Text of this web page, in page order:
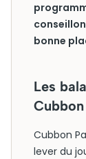
bonne
Les
Cubbon
lever du